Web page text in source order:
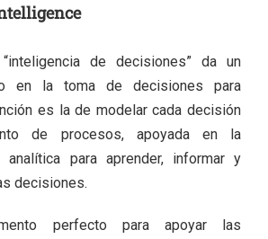
de decisiones” da un
en la toma de decisiones para
es la de modelar cada decisión
de procesos, apoyada en la
para aprender, informar y
decisiones.
perfecto para apoyar las